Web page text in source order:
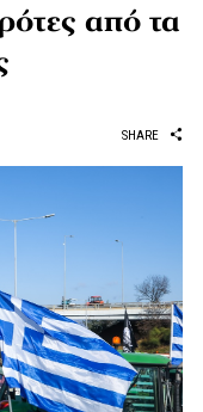
από τα
SHARE